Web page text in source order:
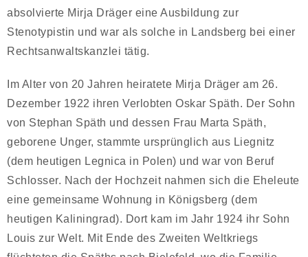
absolvierte Mirja Dräger eine Ausbildung zur
Stenotypistin und war als solche in Landsberg bei einer
Rechtsanwaltskanzlei tätig.
Im Alter von 20 Jahren heiratete Mirja Dräger am 26.
Dezember 1922 ihren Verlobten Oskar Späth. Der Sohn
von Stephan Späth und dessen Frau Marta Späth,
geborene Unger, stammte ursprünglich aus Liegnitz
(dem heutigen Legnica in Polen) und war von Beruf
Schlosser. Nach der Hochzeit nahmen sich die Eheleute
eine gemeinsame Wohnung in Königsberg (dem
heutigen Kaliningrad). Dort kam im Jahr 1924 ihr Sohn
Louis zur Welt. Mit Ende des Zweiten Weltkriegs